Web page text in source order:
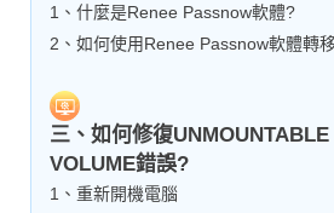
1、什麼是Renee Passnow軟體?
2、如何使用Renee Passnow軟體轉
三、如何修復
VOLUME錯誤?
1、重新開機電腦